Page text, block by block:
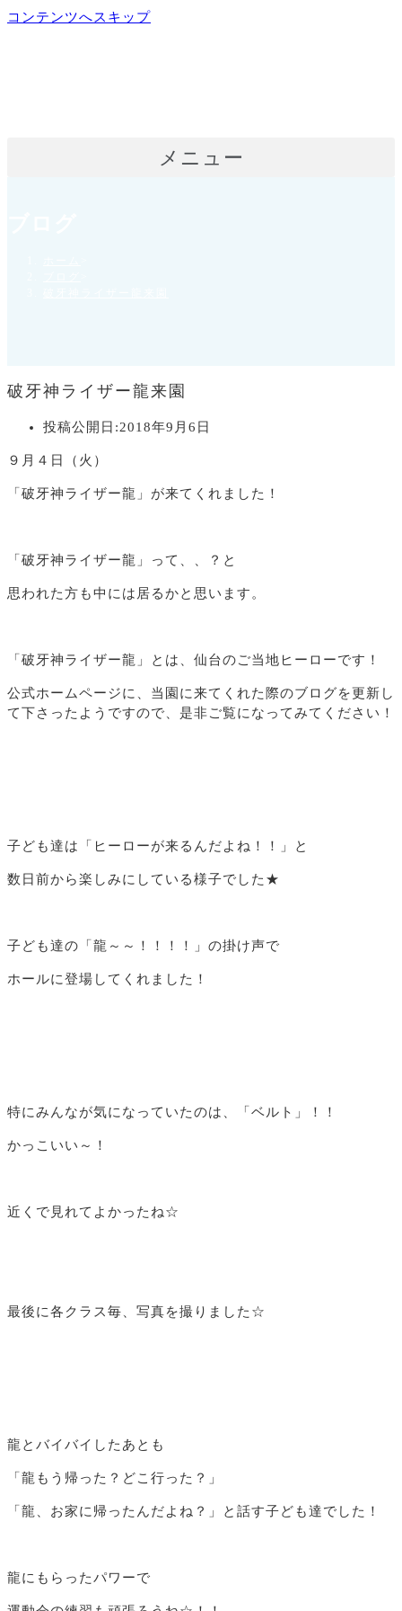
コンテンツへスキップ
メニュー
破牙神ライザー龍来園
投稿公開日:2018年9月6日
９月４日（火）
「破牙神ライザー龍」が来てくれました！
「破牙神ライザー龍」って、、？と
思われた方も中には居るかと思います。
「破牙神ライザー龍」とは、仙台のご当地ヒーローです！
公式ホームページに、当園に来てくれた際のブログを更新し
て下さったようですので、是非ご覧になってみてください！
子ども達は「ヒーローが来るんだよね！！」と
数日前から楽しみにしている様子でした★
子ども達の「龍～～！！！！」の掛け声で
ホールに登場してくれました！
特にみんなが気になっていたのは、「ベルト」！！
かっこいい～！
近くで見れてよかったね☆
最後に各クラス毎、写真を撮りました☆
龍とバイバイしたあとも
「龍もう帰った？どこ行った？」
「龍、お家に帰ったんだよね？」と話す子ども達でした！
龍にもらったパワーで